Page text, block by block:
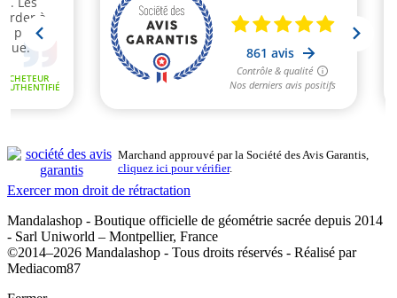
Marchand approuvé par la Société des Avis Garantis,
cliquez ici pour vérifier.
Exercer mon droit de rétractation
Mandalashop - Boutique officielle de géométrie sacrée depuis 2014
- Sarl Uniworld – Montpellier, France
©2014–2026 Mandalashop - Tous droits réservés - Réalisé par
Mediacom87